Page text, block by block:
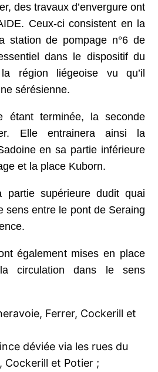
des travaux d’envergure ont
Ceux-ci consistent en la
station de pompage n°6 de
dans le dispositif du
région liégeoise vu qu’il
sérésienne.
étant terminée, la seconde
Elle entrainera ainsi la
en sa partie inférieure
et la place Kuborn.
partie supérieure dudit quai
sens entre le pont de Seraing
également mises en place
circulation dans le sens
Ferrer, Cockerill et
déviée via les rues du
Cockerill et Potier ;